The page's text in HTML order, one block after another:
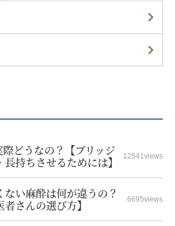
どうなの？【ブリッジ
持ちさせるためには】
12541views
い麻酔は何が違うの？
さんの選び方】
6695views